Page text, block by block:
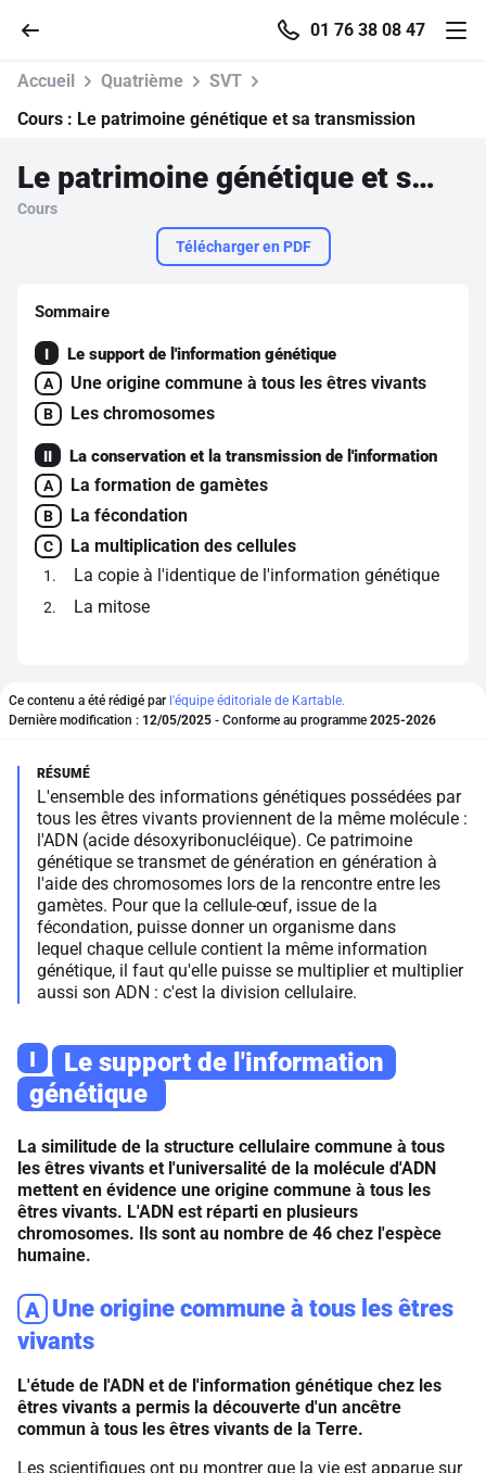
01 76 38 08 47
Accueil
Se connecter
S'inscrire gratuitement
Pour profiter de 10 contenus offerts.
Accueil Quatrième
SVT
Cours : Le patrimoine génétique et sa transmission
Le patrimoine génétique et sa transmission
Cours
Télécharger en PDF
Sommaire
I Le support de l'information génétique
A Une origine commune à tous les êtres vivants
B Les chromosomes
II La conservation et la transmission de l'information
A La formation de gamètes
B La fécondation
C La multiplication des cellules
1 La copie à l'identique de l'information génétique
2 La mitose
Ce contenu a été rédigé par l'équipe éditoriale de Kartable.
Dernière modification : 12/05/2025 - Conforme au programme 2025-2026
L'ensemble des informations génétiques possédées par
tous les êtres vivants proviennent de la même molécule :
l'ADN (acide désoxyribonucléique). Ce patrimoine
génétique se transmet de génération en génération à
l'aide des chromosomes lors de la rencontre entre les
gamètes. Pour que la cellule-œuf, issue de la
fécondation, puisse donner un organisme dans
lequel chaque cellule contient la même information
génétique, il faut qu'elle puisse se multiplier et multiplier
aussi son ADN : c'est la division cellulaire.
I
Le support de l'information
génétique
La similitude de la structure cellulaire commune à tous
les êtres vivants et l'universalité de la molécule d'ADN
mettent en évidence une origine commune à tous les
êtres vivants. L'ADN est réparti en plusieurs
chromosomes. Ils sont au nombre de 46 chez l'espèce
humaine.
A Une origine commune à tous les êtres
vivants
L'étude de l'ADN et de l'information génétique chez les
êtres vivants a permis la découverte d'un ancêtre
commun à tous les êtres vivants de la Terre.
Les scientifiques ont pu montrer que la vie est apparue sur